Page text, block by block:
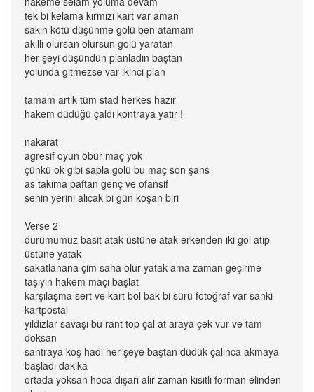
tek bi kelama kırmızı kart var aman
sakın kötü düşünme golü ben atamam
akıllı olursan olursun golü yaratan
her şeyi düşündün planladın baştan
yolunda gitmezse var ikinci plan
tamam artık tüm stad herkes hazır
hakem düdüğü çaldı kontraya yatır !
nakarat
agresif oyun öbür maç yok
çünkü ok gibi sapla golü bu maç son şans
as takıma paftan genç ve ofansif
senin yerini alıcak bi gün koşan biri
Verse 2
durumumuz basit atak üstüne atak erkenden iki gol atıp
üstüne yatak
sakatlanana çim saha olur yatak ama zaman geçirme
taşıyın hakem maçı başlat
karşılaşma sert ve kart bol bak bi sürü fotoğraf var sanki
kartpostal
yıldızlar savaşı bu rant top çal at araya çek vur ve tam
doksan
santraya koş hadi her şeye baştan düdük çalınca akmaya
başladı dakika
ortada yoksan hoca dışarı alır zaman kısıtlı forman elinden